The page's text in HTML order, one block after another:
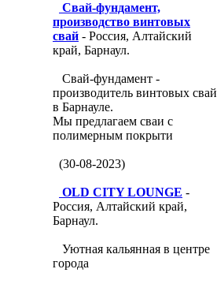
Свай-фундамент,
производство винтовых
свай - Россия, Алтайский
край, Барнаул.
Свай-фундамент -
производитель винтовых свай
в Барнауле.
Мы предлагаем сваи с
полимерным покрыти
(30-08-2023)
OLD CITY LOUNGE -
Россия, Алтайский край,
Барнаул.
Уютная кальянная в центре
города